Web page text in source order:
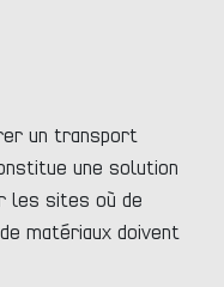
un transport
une solution
les sites où de
matériaux doivent